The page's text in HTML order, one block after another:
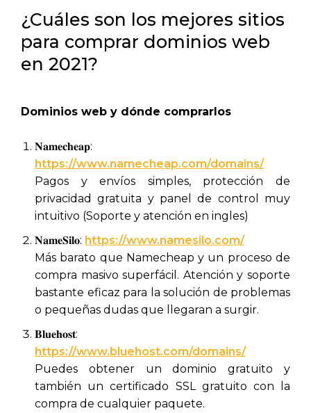
¿Cuáles son los mejores sitios
para comprar dominios web
en 2021?
Dominios web y dónde comprarlos
𝐍𝐚𝐦𝐞𝐜𝐡𝐞𝐚𝐩:
https://www.namecheap.com/domains/
Pagos y envíos simples, protección de
privacidad gratuita y panel de control muy
intuitivo (Soporte y atención en ingles)
𝐍𝐚𝐦𝐞𝐒𝐢𝐥𝐨: https://www.namesilo.com/
Más barato que Namecheap y un proceso de
compra masivo superfácil. Atención y soporte
bastante eficaz para la solución de problemas
o pequeñas dudas que llegaran a surgir.
𝐁𝐥𝐮𝐞𝐡𝐨𝐬𝐭:
https://www.bluehost.com/domains/
Puedes obtener un dominio gratuito y
también un certificado SSL gratuito con la
compra de cualquier paquete.